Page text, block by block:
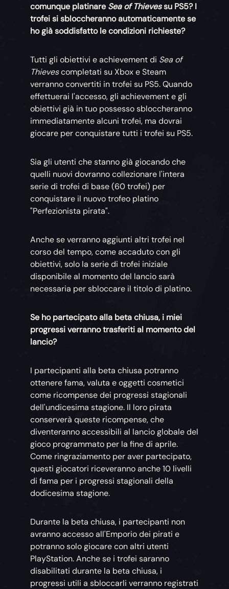
comunque platinare Sea of Thievessu PS5? I
trofei si sbloccheranno automaticamente se
ho già soddisfatto le condizioni richieste?
Tutti gli obiettivi e achievement di Sea of
Thievescompletati su Xbox e Steam
verranno convertiti in trofei su PS5. Quando
effettuerai l'accesso, gli achievement e gli
obiettivi già in tuo possesso sbloccheranno
immediatamente alcuni trofei, ma dovrai
giocare per conquistare tutti i trofei su PS5.
Sia gli utenti che stanno già giocando che
quelli nuovi dovranno collezionare l'intera
serie di trofei di base (60 trofei) per
conquistare il nuovo trofeo platino
"Perfezionista pirata".
Anche se verranno aggiunti altri trofei nel
corso del tempo, come accaduto con gli
obiettivi, solo la serie di trofei iniziale
disponibile al momento del lancio sarà
necessaria per sbloccare il titolo di platino.
Se ho partecipato alla beta chiusa, i miei
progressi verranno trasferiti al momento del
lancio?
I partecipanti alla beta chiusa potranno
ottenere fama, valuta e oggetti cosmetici
come ricompense dei progressi stagionali
dell'undicesima stagione. Il loro pirata
conserverà queste ricompense, che
diventeranno accessibili al lancio globale del
gioco programmato per la fine di aprile.
Come ringraziamento per aver partecipato,
questi giocatori riceveranno anche 10 livelli
di fama per i progressi stagionali della
dodicesima stagione.
Durante la beta chiusa, i partecipanti non
avranno accesso all'Emporio dei pirati e
potranno solo giocare con altri utenti
PlayStation. Anche se i trofei saranno
disabilitati durante la beta chiusa, i
progressi utili a sbloccarli verranno registrati